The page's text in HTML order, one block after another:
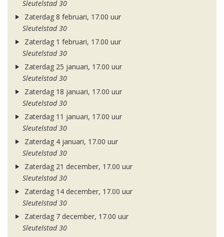
Sleutelstad 30
Zaterdag 8 februari, 17.00 uur
Sleutelstad 30
Zaterdag 1 februari, 17.00 uur
Sleutelstad 30
Zaterdag 25 januari, 17.00 uur
Sleutelstad 30
Zaterdag 18 januari, 17.00 uur
Sleutelstad 30
Zaterdag 11 januari, 17.00 uur
Sleutelstad 30
Zaterdag 4 januari, 17.00 uur
Sleutelstad 30
Zaterdag 21 december, 17.00 uur
Sleutelstad 30
Zaterdag 14 december, 17.00 uur
Sleutelstad 30
Zaterdag 7 december, 17.00 uur
Sleutelstad 30